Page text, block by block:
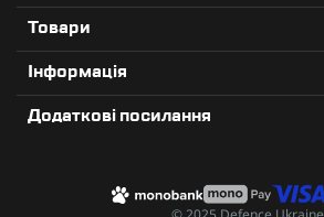
Товари
Інформація
Додаткові посилання